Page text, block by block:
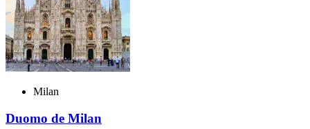
Milan
Duomo de Milan